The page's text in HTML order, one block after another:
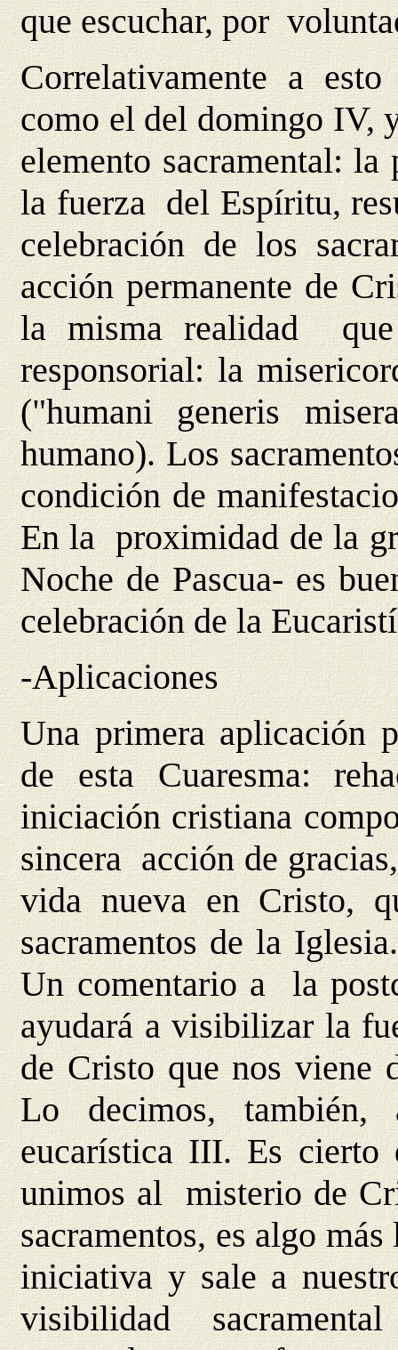
que escuchar, por
Correlativamente a
como el del domingo IV,
elemento sacramental:
la fuerza del Espíritu,
celebración de los
acción permanente de
la misma realidad
responsorial: la
("humani generis
humano). Los
condición de
En la proximidad de la
Noche de Pascua- es
celebración de la
-Aplicaciones
Una primera aplicación
de esta Cuaresma:
iniciación cristiana
sincera acción de
vida nueva en Cristo,
sacramentos de la
Un comentario a la
ayudará a visibilizar la
de Cristo que nos viene
Lo decimos,
eucarística III. Es
unimos al misterio de
sacramentos, es algo
iniciativa y sale a
visibilidad